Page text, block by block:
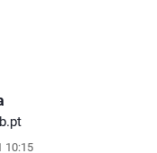
10:15